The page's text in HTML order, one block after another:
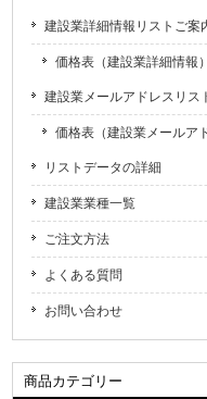
建設業詳細情報リストご案
価格表（建設業詳細情報）
建設業メールアドレスリス
価格表（建設業メールア
リストデータの詳細
建設業業種一覧
ご注文方法
よくある質問
お問い合わせ
商品カテゴリー